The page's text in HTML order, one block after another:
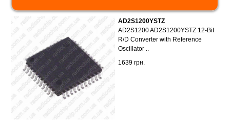
1639 грн.
AD2S1200YSTZ
AD2S1200 AD2S1200YSTZ 12-Bit
R/D Converter with Reference
Oscillator ..